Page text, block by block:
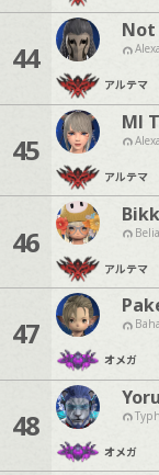
44
Not
アルテマ
45
Ml
アルテマ
46
アルテマ
47
オメガ
48
オメガ